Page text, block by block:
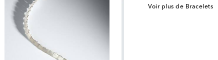
Voir plus de Bracelets